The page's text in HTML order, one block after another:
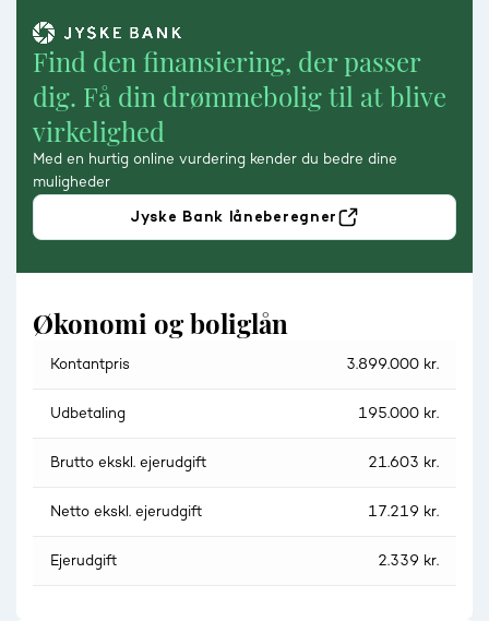
Find den finansiering, der passer
dig. Få din drømmebolig til at blive
virkelighed
Med en hurtig online vurdering kender du bedre dine
muligheder
Jyske Bank låneberegner
Økonomi og boliglån
Kontantpris 3.899.000 kr.
Udbetaling 195.000 kr.
Brutto ekskl. ejerudgift 21.603 kr.
Netto ekskl. ejerudgift 17.219 kr.
Ejerudgift 2.339 kr.